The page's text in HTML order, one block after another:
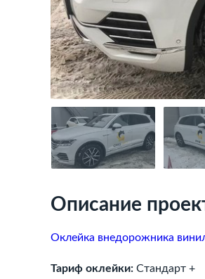
Описание
Оклейка внедорожника
Тариф оклейки: Стандарт +